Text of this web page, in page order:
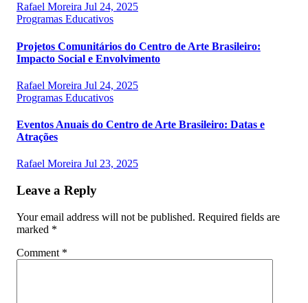
Rafael Moreira Jul 24, 2025
Programas Educativos
Projetos Comunitários do Centro de Arte Brasileiro:
Impacto Social e Envolvimento
Rafael Moreira Jul 24, 2025
Programas Educativos
Eventos Anuais do Centro de Arte Brasileiro: Datas e
Atrações
Rafael Moreira Jul 23, 2025
Leave a Reply
Your email address will not be published. Required fields are
marked *
Comment *